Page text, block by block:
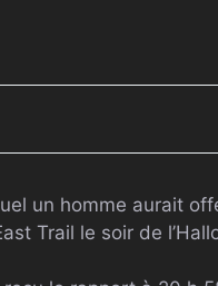
un homme aurait
Trail le soir de